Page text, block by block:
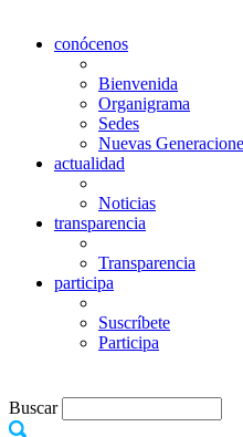
conócenos
Bienvenida
Organigrama
Sedes
Nuevas
actualidad
Noticias
transparencia
Transparencia
participa
Suscríbete
Participa
Buscar